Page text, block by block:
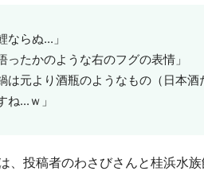
ならぬ...」
ったかのような右のフグの表情」
は元より酒瓶のようなもの（日本
...ｗ」
、投稿者のわさびさんと桂浜水族